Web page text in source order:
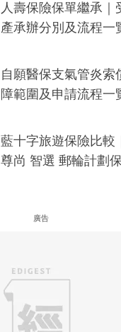
人壽保險保單繼承｜
產承辦分別及流程一
自願醫保支氣管炎索
障範圍及申請流程一
藍十字旅遊保險比較
尊尚 智選 郵輪計劃
廣告